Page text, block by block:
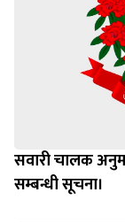
सवारी चालक
सम्बन्धी सूचना।